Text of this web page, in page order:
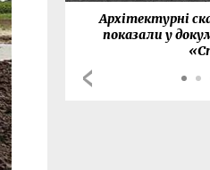
Архітектурні
показали у